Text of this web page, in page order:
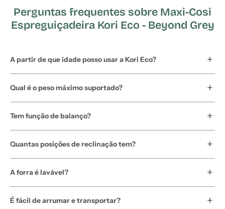
Perguntas frequentes sobre Maxi-Cosi
Espreguiçadeira Kori Eco - Beyond Grey
A partir de que idade posso usar a Kori Eco?
Qual é o peso máximo suportado?
Tem função de balanço?
Quantas posições de reclinação tem?
A forra é lavável?
É fácil de arrumar e transportar?